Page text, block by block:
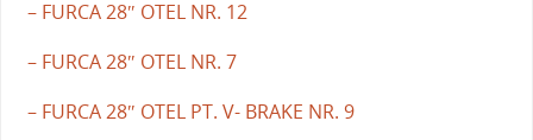
– FURCA 28″ OTEL NR. 12
– FURCA 28″ OTEL NR. 7
– FURCA 28″ OTEL PT. V- BRAKE NR. 9